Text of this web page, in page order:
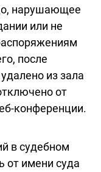
нарушающее
или не
после
из зала
от
конференции.
в судебном
от имени суда